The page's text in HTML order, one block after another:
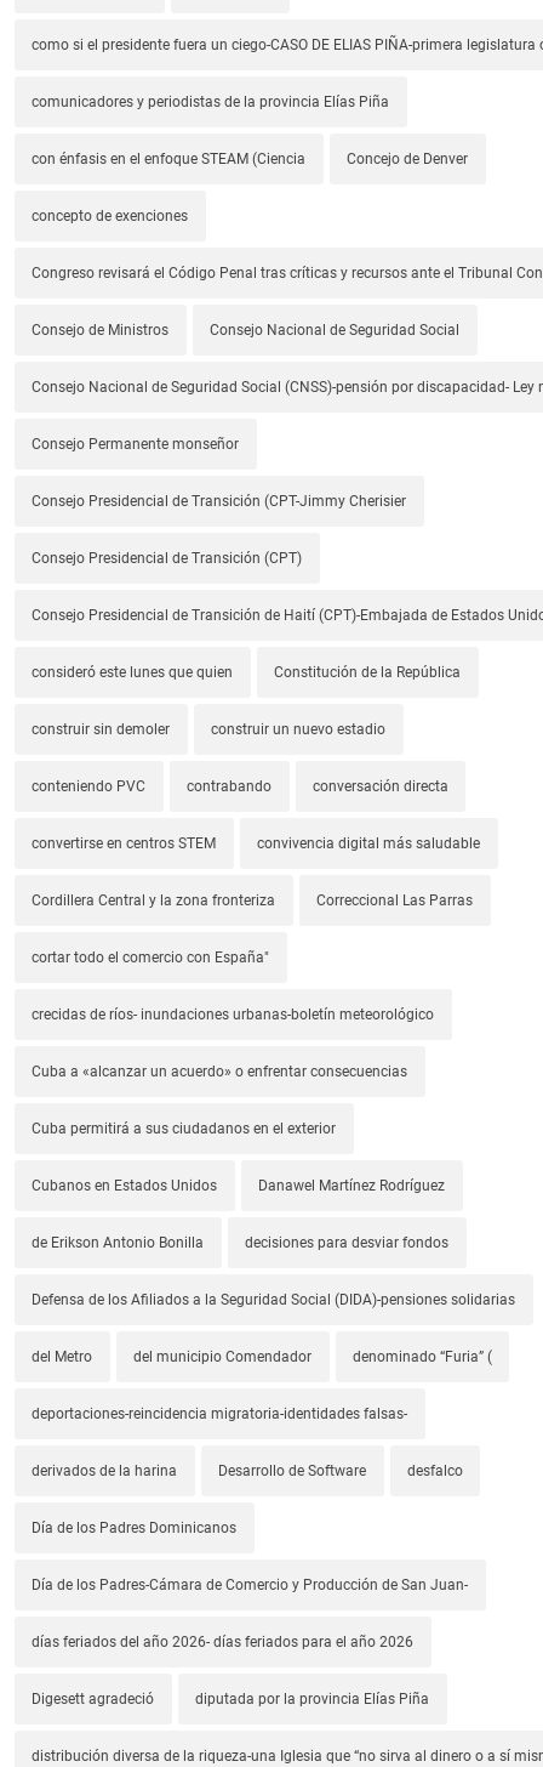
como si el presidente fuera un ciego-CASO DE ELIAS PIÑA-primera legislatura
comunicadores y periodistas de la provincia Elías Piña
con énfasis en el enfoque STEAM (Ciencia Concejo de Denver
concepto de exenciones
Congreso revisará el Código Penal tras críticas y recursos ante el Tribunal
Consejo de Ministros Consejo Nacional de Seguridad Social
Consejo Nacional de Seguridad Social (CNSS)-pensión por discapacidad- Ley
Consejo Permanente monseñor
Consejo Presidencial de Transición (CPT-Jimmy Cherisier
Consejo Presidencial de Transición (CPT)
Consejo Presidencial de Transición de Haití (CPT)-Embajada de Estados
consideró este lunes que quien Constitución de la República
construir sin demoler construir un nuevo estadio
conteniendo PVC contrabando conversación directa
convertirse en centros STEM convivencia digital más saludable
Cordillera Central y la zona fronteriza Correccional Las Parras
cortar todo el comercio con España"
crecidas de ríos- inundaciones urbanas-boletín meteorológico
Cuba a «alcanzar un acuerdo» o enfrentar consecuencias
Cuba permitirá a sus ciudadanos en el exterior
Cubanos en Estados Unidos Danawel Martínez Rodríguez
de Erikson Antonio Bonilla decisiones para desviar fondos
Defensa de los Afiliados a la Seguridad Social (DIDA)-pensiones solidarias
del Metro del municipio Comendador denominado “Furia” (
deportaciones-reincidencia migratoria-identidades falsas-
derivados de la harina Desarrollo de Software desfalco
Día de los Padres Dominicanos
Día de los Padres-Cámara de Comercio y Producción de San Juan-
días feriados del año 2026- días feriados para el año 2026
Digesett agradeció diputada por la provincia Elías Piña
distribución diversa de la riqueza-una Iglesia que “no sirva al dinero o a sí